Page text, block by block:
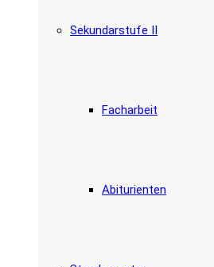
Sekundarstufe II
Facharbeit
Abiturienten